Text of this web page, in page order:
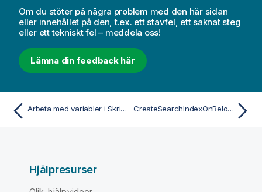
Om du stöter på några problem med den här sidan
eller innehållet på den, t.ex. ett stavfel, ett saknat steg
eller ett tekniskt fel – meddela oss!
Lämna din feedback här
Arbeta med variabler i Skriptredigeraren CreateSearchIndexOnReload
Hjälpresurser